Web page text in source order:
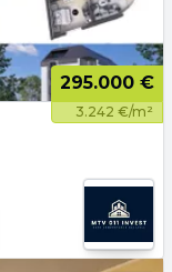
295.000 €
3.242 €/m²